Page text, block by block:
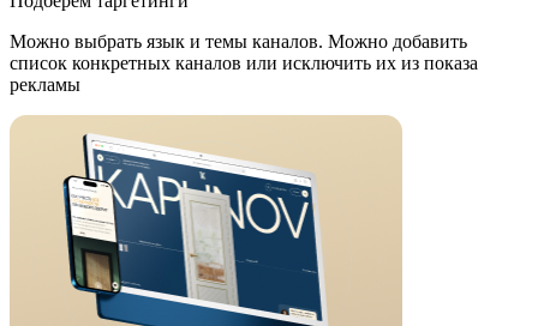
Можно выбрать язык и темы каналов. Можно добавить
список конкретных каналов или исключить их из показа
рекламы